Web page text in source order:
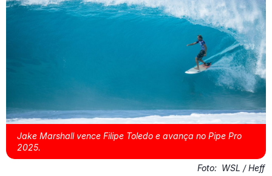
Jake Marshall vence Filipe Toledo e avança no Pipe Pro
2025.
Foto: WSL / Heff